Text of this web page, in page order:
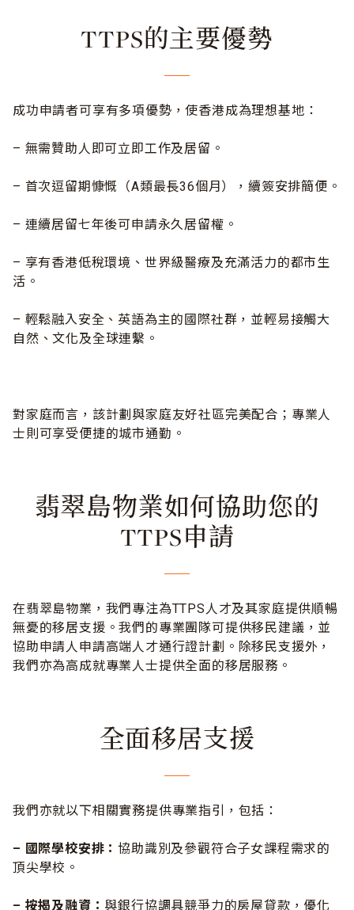
TTPS的主要優勢
成功申請者可享有多項優勢，使香港成為理想基地：
– 無需贊助人即可立即工作及居留。
– 首次逗留期慷慨（A類最長36個月），續簽安排簡便。
– 連續居留七年後可申請永久居留權。
– 享有香港低稅環境、世界級醫療及充滿活力的都市生
活。
– 輕鬆融入安全、英語為主的國際社群，並輕易接觸大
自然、文化及全球連繫。
對家庭而言，該計劃與家庭友好社區完美配合；專業人
士則可享受便捷的城市通勤。
翡翠島物業如何協助您的
TTPS申請
在翡翠島物業，我們專注為TTPS人才及其家庭提供順暢
無憂的移居支援。我們的專業團隊可提供移民建議，並
協助申請人申請高端人才通行證計劃。除移民支援外，
我們亦為高成就專業人士提供全面的移居服務。
全面移居支援
我們亦就以下相關實務提供專業指引，包括：
– 國際學校安排：協助識別及參觀符合子女課程需求的
頂尖學校。
– 按揭及融資： 與銀行協調具競爭力的房屋貸款，優化